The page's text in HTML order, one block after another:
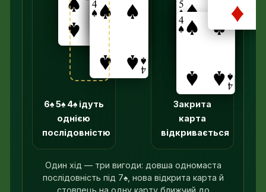
6♠ 5♠ 4♠ ідуть
однією
послідовністю
→
Закрита
карта
відкривається
Один хід — три вигоди: довша одномаста
послідовність під 7♠, нова відкрита карта й
стовпець на одну карту ближчий до